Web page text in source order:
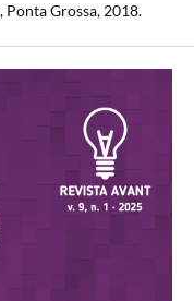
Ponta Grossa, 2018.